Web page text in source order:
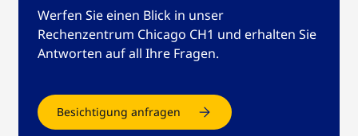
Werfen Sie einen Blick in unser
Rechenzentrum Chicago CH1 und erhalten Sie
Antworten auf all Ihre Fragen.
Besichtigung anfragen